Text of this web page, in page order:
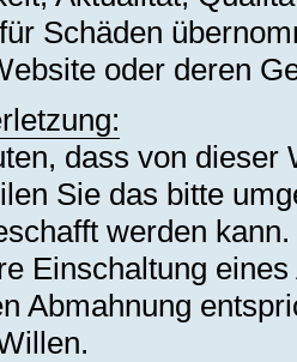
Schäden
oder deren
dass von
Sie das bitte
werden
Einschaltung
Abmahnung